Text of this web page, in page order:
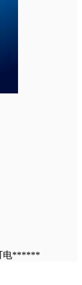
电******